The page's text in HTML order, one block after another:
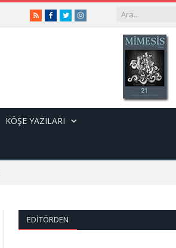
RSSFacebook
TwitterInstagram
KÖŞE YAZILARI
EDITÖRDEN